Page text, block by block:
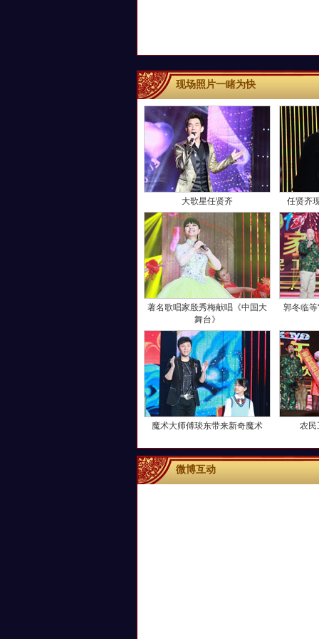
现场照片一睹为快
大歌星任贤齐 任贤齐
著名歌唱家殷秀梅献唱《中国大
舞台》
郭冬临
魔术大师傅琰东带来新奇魔术 农民
微博互动